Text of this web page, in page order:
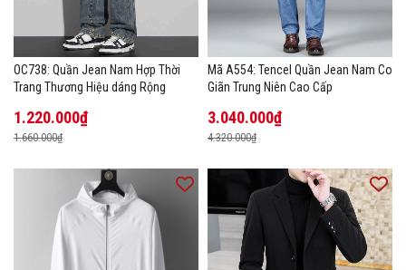
OC738: Quần Jean Nam Hợp Thời
Trang Thương Hiệu dáng Rộng
1.220.000₫
1.660.000₫
Mã A554: Tencel Quần Jean Nam Co
Giãn Trung Niên Cao Cấp
3.040.000₫
4.320.000₫